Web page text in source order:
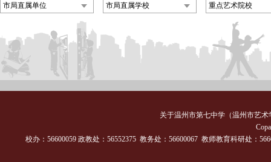
市局直属单位 市局直属学校 重点艺术院校
关于温州市第七中学（温州市艺
校办：56600059 政教处：56552375 教务处：56600067 教师教育科研处：